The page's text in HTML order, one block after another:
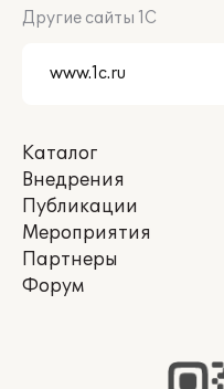
Другие сайты 1С
Каталог
Внедрения
Публикации
Мероприятия
Партнеры
Форум